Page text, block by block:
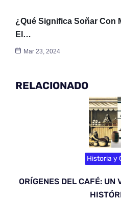
¿Qué Significa Soñar Con
El…
Mar 23, 2024
RELACIONADO
Historia y
ORÍGENES DEL CAFÉ: UN